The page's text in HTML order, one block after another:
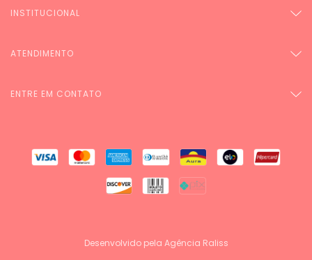
INSTITUCIONAL
ATENDIMENTO
ENTRE EM CONTATO
Desenvolvido pela Agência Raliss